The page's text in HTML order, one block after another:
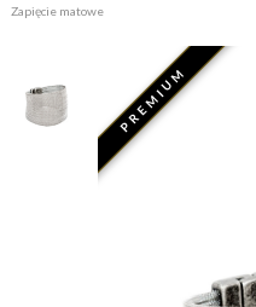
Zapięcie matowe
PREMIUM